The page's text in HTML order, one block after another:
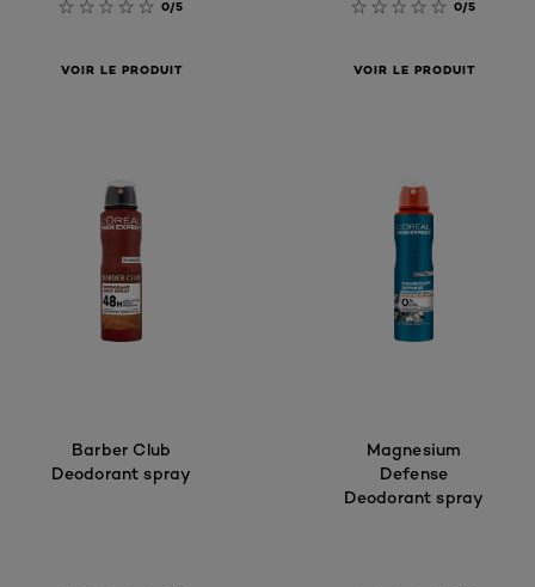
0/5
VOIR LE PRODUIT
0/5
VOIR LE PRODUIT
Barber Club
Deodorant spray
Magnesium
Defense
Deodorant spray